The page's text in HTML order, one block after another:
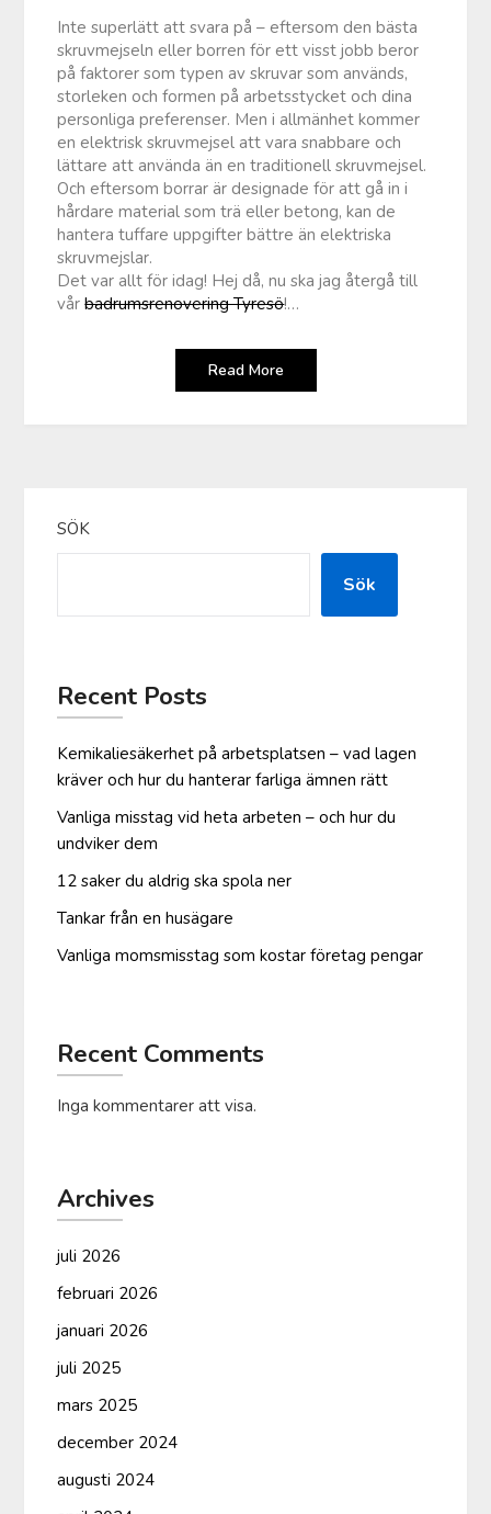
Inte superlätt att svara på – eftersom den bästa
skruvmejseln eller borren för ett visst jobb beror
på faktorer som typen av skruvar som används,
storleken och formen på arbetsstycket och dina
personliga preferenser. Men i allmänhet kommer
en elektrisk skruvmejsel att vara snabbare och
lättare att använda än en traditionell skruvmejsel.
Och eftersom borrar är designade för att gå in i
hårdare material som trä eller betong, kan de
hantera tuffare uppgifter bättre än elektriska
skruvmejslar.
Det var allt för idag! Hej då, nu ska jag återgå till
vårbadrumsrenovering Tyresö!…
Read More
SÖK
Sök
Recent Posts
Kemikaliesäkerhet på arbetsplatsen – vad lagen
kräver och hur du hanterar farliga ämnen rätt
Vanliga misstag vid heta arbeten – och hur du
undviker dem
12 saker du aldrig ska spola ner
Tankar från en husägare
Vanliga moms­misstag som kostar företag pengar
Recent Comments
Inga kommentarer att visa.
Archives
juli 2026
februari 2026
januari 2026
juli 2025
mars 2025
december 2024
augusti 2024